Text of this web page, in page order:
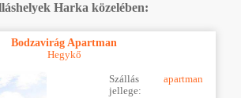
Harka közelében:
Bodzavirág Apartman
Hegykő
Szállás
jellege:
apartman